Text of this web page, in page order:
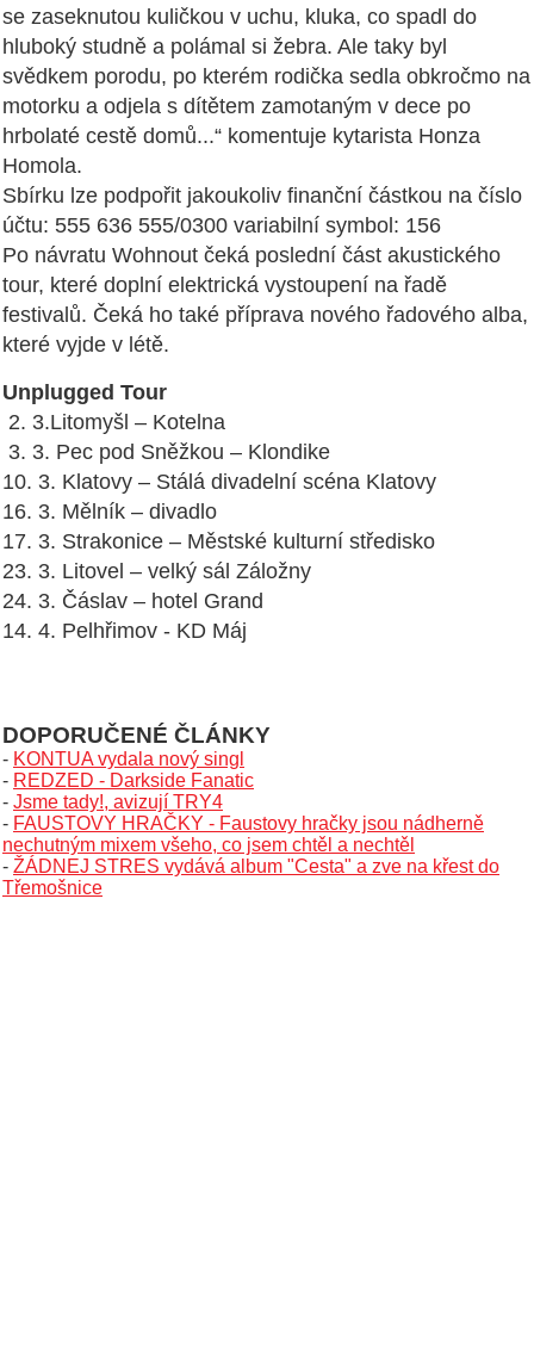
se zaseknutou kuličkou v uchu, kluka, co spadl do
hluboký studně a polámal si žebra. Ale taky byl
svědkem porodu, po kterém rodička sedla obkročmo na
motorku a odjela s dítětem zamotaným v dece po
hrbolaté cestě domů...“ komentuje kytarista Honza
Homola.
Sbírku lze podpořit jakoukoliv finanční částkou na číslo
účtu: 555 636 555/0300 variabilní symbol: 156
Po návratu Wohnout čeká poslední část akustického
tour, které doplní elektrická vystoupení na řadě
festivalů. Čeká ho také příprava nového řadového alba,
které vyjde v létě.
Unplugged Tour
2. 3.Litomyšl – Kotelna
3. 3. Pec pod Sněžkou – Klondike
10. 3. Klatovy – Stálá divadelní scéna Klatovy
16. 3. Mělník – divadlo
17. 3. Strakonice – Městské kulturní středisko
23. 3. Litovel – velký sál Záložny
24. 3. Čáslav – hotel Grand
14. 4. Pelhřimov - KD Máj
DOPORUČENÉ ČLÁNKY
- KONTUA vydala nový singl
- REDZED - Darkside Fanatic
- Jsme tady!, avizují TRY4
- FAUSTOVY HRAČKY - Faustovy hračky jsou nádherně
nechutným mixem všeho, co jsem chtěl a nechtěl
- ŽÁDNEJ STRES vydává album "Cesta" a zve na křest do
Třemošnice